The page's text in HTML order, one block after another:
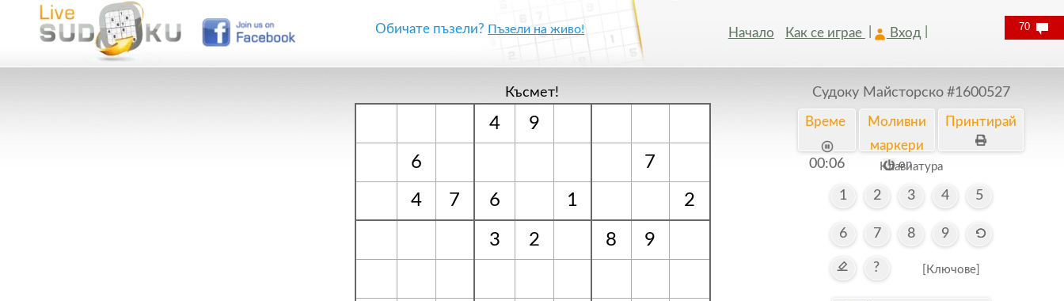
Обичате пъзели? Пъзели на живо! Начало Как се играе Вход
Късмет!
4 9
6
7
4
7 6 1 2
3 2 8 9
Судоку Майсторско #1600527
Време
00:07
Моливни
маркери
on
Принтирай
Kлавиатура
1 2 3 4 5
6 7 8 9
? [Ключове]
70